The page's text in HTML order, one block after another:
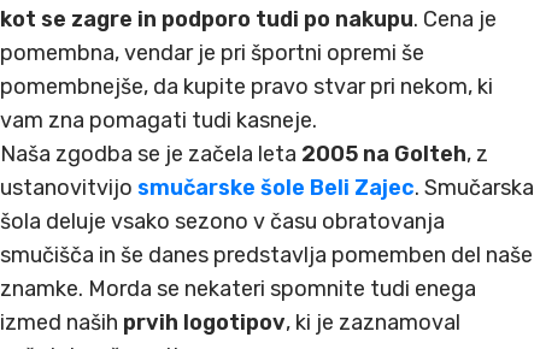
kot se zagre in podporo tudi po nakupu. Cena je
pomembna, vendar je pri športni opremi še
pomembnejše, da kupite pravo stvar pri nekom, ki
vam zna pomagati tudi kasneje.
Naša zgodba se je začela leta 2005 na Golteh, z
ustanovitvijo smučarske šole Beli Zajec. Smučarska
šola deluje vsako sezono v času obratovanja
smučišča in še danes predstavlja pomemben del naše
znamke. Morda se nekateri spomnite tudi enega
izmed naših prvih logotipov, ki je zaznamoval